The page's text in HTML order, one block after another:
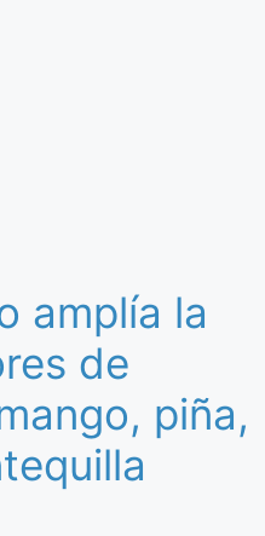
amplía la
de
piña,